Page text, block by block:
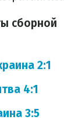
сборной
2:1
4:1
3:5